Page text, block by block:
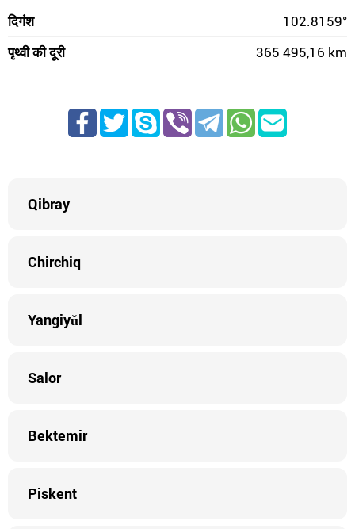
दिगंश
102.8159°
पृथ्वी की दूरी
365 495,16 km
Qibray
Chirchiq
Yangiyŭl
Salor
Bektemir
Piskent